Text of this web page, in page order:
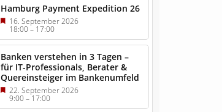
Hamburg Payment Expedition 26
16. September 2026
18:00– 17:00
Banken verstehen in 3 Tagen –
für IT-Professionals, Berater &
Quereinsteiger im Bankenumfeld
22. September 2026
9:00–17:00